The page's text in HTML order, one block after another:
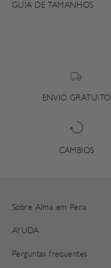
GUIA DE TAMANHOS
ENVIO GRATUITO
CAMBIOS
Sobre Alma em Pena
AYUDA
Perguntas frequentes